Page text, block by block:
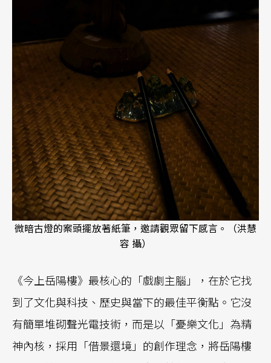
微暗古燈的案頭擺放著紙筆，邀請觀眾留下感言。（洪慧
容 攝）
《今上岳陽樓》最核心的「戲劇主腦」，在於它找
到了文化與科技、歷史與當下的最佳平衡點。它沒
有簡單堆砌聲光電技術，而是以「憂樂文化」為精
神內核，採用「借景還境」的創作理念，將岳陽樓